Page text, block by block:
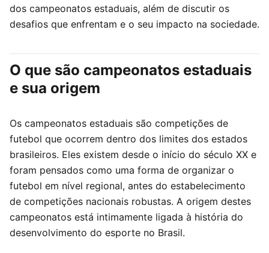
dos campeonatos estaduais, além de discutir os
desafios que enfrentam e o seu impacto na sociedade.
O que são campeonatos estaduais
e sua origem
Os campeonatos estaduais são competições de
futebol que ocorrem dentro dos limites dos estados
brasileiros. Eles existem desde o início do século XX e
foram pensados como uma forma de organizar o
futebol em nível regional, antes do estabelecimento
de competições nacionais robustas. A origem destes
campeonatos está intimamente ligada à história do
desenvolvimento do esporte no Brasil.